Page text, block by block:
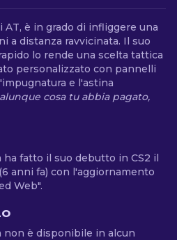
AT, è in grado di infliggere una
a distanza ravvicinata. Il suo
lo rende una scelta tattica
personalizzato con pannelli
e l'astina
cosa tu abbia pagato,
ha fatto il suo debutto in CS2 il
anni fa) con l'aggiornamento
Web".
non è disponibile in alcun